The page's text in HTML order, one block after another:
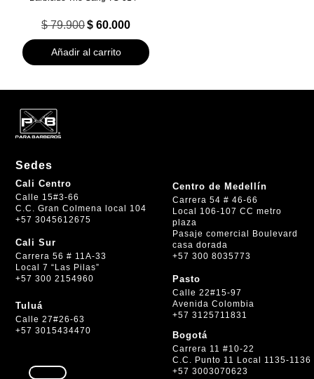
$79.900 El
precio
original
era:
$ 60.000
actual
$ 60.000.
Añadir al carrito
Sedes
Cali Centro
Calle 15#3-66
C.C. Gran Colmena local 104
+57 3045612675
Cali Sur
Carrera 56 # 11A-33
Local 7 “Las Pilas”
+57 300 2154960
Tuluá
Calle 27#26-63
+57 3015434470
Seguir
Centro de Medellín
Carrera 54 # 46-66
Local 106-107 CC metro
plaza
Pasaje comercial Boulevard
casa dorada
+57 300 8035773
Pasto
Calle 22#15-97
Avenida Colombia
+57 3125711831
Bogotá
Carrera 11 #10-22
C.C. Punto 11 Local 1135-1136
+57 3003070623